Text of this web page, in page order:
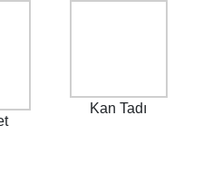
Kan Tadı